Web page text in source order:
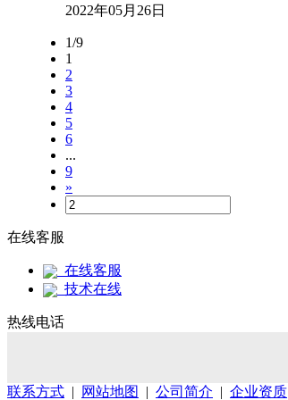
2022年05月26日
1/9
1
2
3
4
5
6
...
9
»
在线客服
在线客服
技术在线
热线电话
联系方式 | 网站地图 | 公司简介 | 企业资质